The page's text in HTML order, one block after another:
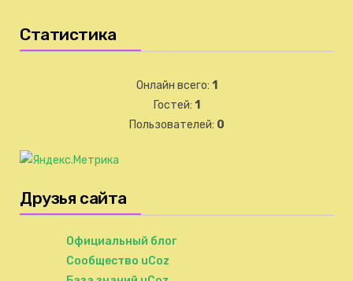
Статистика
Онлайн всего: 1
Гостей: 1
Пользователей: 0
Друзья сайта
Официальный блог
Сообщество uCoz